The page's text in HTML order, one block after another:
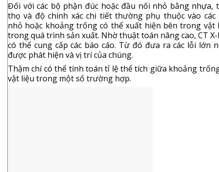
Đối với các bộ phận đúc hoặc đầu nối nhỏ bằng nhựa,
thọ và độ chính xác chi tiết thường phụ thuộc vào các
nhỏ hoặc khoảng trống có thể xuất hiện bên trong vật
trong quá trình sản xuất. Nhờ thuật toán nâng cao, CT X-
có thể cung cấp các báo cáo. Từ đó đưa ra các lỗi lớn
được phát hiện và vị trí của chúng.
Thậm chí có thể tính toán tỉ lệ thể tích giữa khoảng
vật liệu trong một số trường hợp.